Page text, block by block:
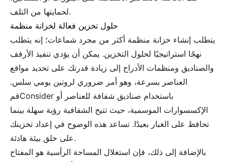
لحمايتها من التلف.
حلول تخزين فعالة لخزانة منظمة
يتطلب إنشاء خزانة منظمة أكثر من مجرد شماعات؛ إنه يتطلب
نهجًا استراتيجيًا لحلول التخزين. يمكن أن يؤدي تنفيذ الأرفف
والصناديق ومنظمات الأدراج إلى زيادة قدرتك على تحديد مواقع
العناصر بسرعة، وهو أمر ضروري لروتين يومي سلس.
قمConsider باستخدام صناديق شفافة للعناصر أو
الإكسسوارات الموسمية، حيث تتيح الشفافية رؤية سهلة بينما
تحافظ على الغبار بعيدًا. تساعد هذه الوضوح في إعداد تخزينك
على خلق بيئة هادئة.
بالإضافة إلى ذلك، فإن استغلال المساحة الرأسية هو المفتاح